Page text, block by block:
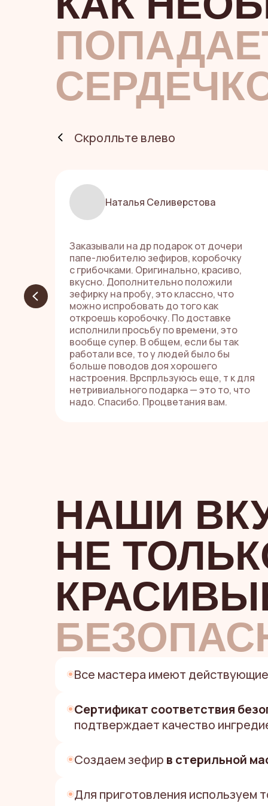
Скролльте влево
Наталья Селиверстова
Заказывали на др подарок от дочери
папе-любителю зефиров, коробочку
с грибочками. Оригинально, красиво,
вкусно. Дополнительно положили
зефирку на пробу, это классно, что
можно испробовать до того как
откроешь коробочку. По доставке
исполнили просьбу по времени, это
вообще супер. В общем, если бы так
работали все, то у людей было бы
больше поводов доя хорошего
настроения. Врспрльзуюсь еще, т к для
нетривиального подарка — это то, что
надо. Спасибо. Процветания вам.
НАШИ
НЕ
Все мастера имеют действующие
Сертификат соответствия
подтверждает качество
Создаем зефир в стерильной
Для приготовления используем